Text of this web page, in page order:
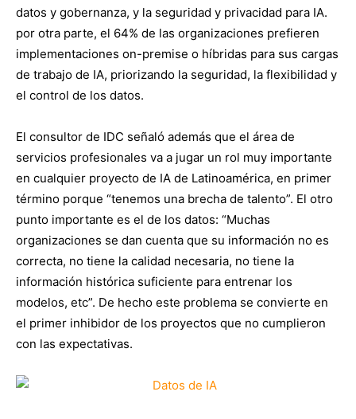
datos y gobernanza, y la seguridad y privacidad para IA.
por otra parte, el 64% de las organizaciones prefieren
implementaciones on-premise o híbridas para sus cargas
de trabajo de IA, priorizando la seguridad, la flexibilidad y
el control de los datos.
El consultor de IDC señaló además que el área de
servicios profesionales va a jugar un rol muy importante
en cualquier proyecto de IA de Latinoamérica, en primer
término porque “tenemos una brecha de talento”. El otro
punto importante es el de los datos: “Muchas
organizaciones se dan cuenta que su información no es
correcta, no tiene la calidad necesaria, no tiene la
información histórica suficiente para entrenar los
modelos, etc”. De hecho este problema se convierte en
el primer inhibidor de los proyectos que no cumplieron
con las expectativas.